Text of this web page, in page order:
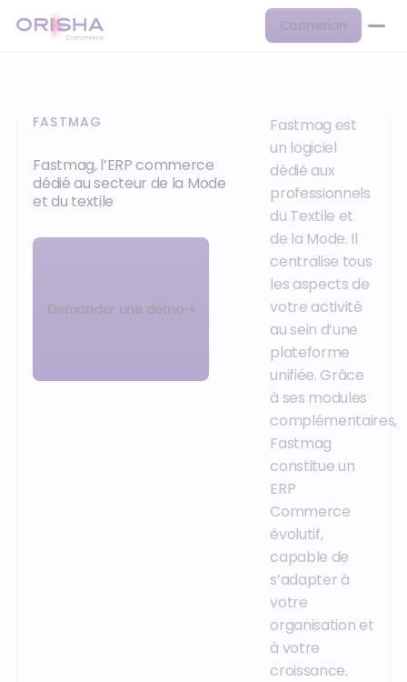
Connexion
FASTMAG
Fastmag, l’ERP commerce
dédié au secteur de la Mode
et du textile
Demander une démo
Fastmag est
un logiciel
dédié aux
professionnels
du Textile et
de la Mode. Il
centralise tous
les aspects de
votre activité
au sein d’une
plateforme
unifiée. Grâce
à ses modules
complémentaires,
Fastmag
constitue un
ERP
Commerce
évolutif,
capable de
s’adapter à
votre
organisation et
à votre
croissance.